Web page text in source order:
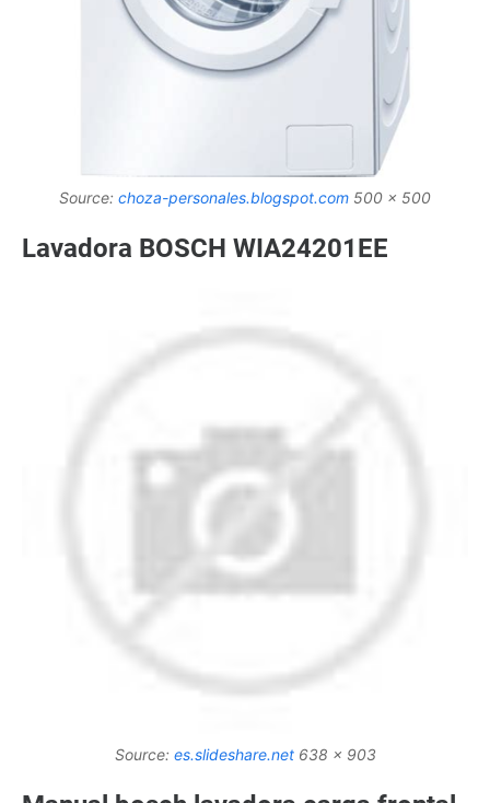
Source: choza-personales.blogspot.com 500 x 500
Lavadora BOSCH WIA24201EE
Source: es.slideshare.net638 x 903